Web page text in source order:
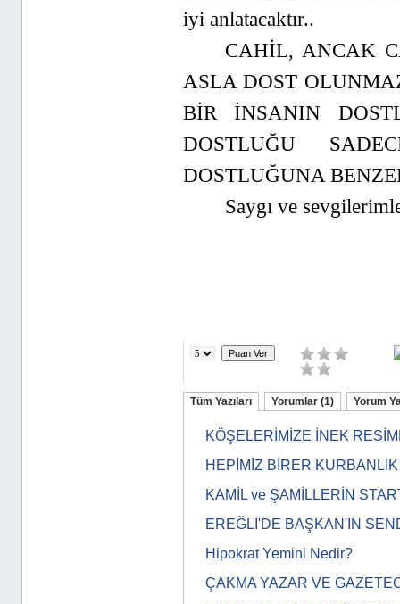
iyi anlatacaktır..
CAHİL, ANCAK
ASLA DOST
BİR İNSANIN
DOSTLUĞU
DOSTLUĞUNA
Saygı ve
Tüm Yazıları Yorumlar (1) Yorum
KÖŞELERİMİZE İNEK
HEPİMİZ BİRER
KAMİL ve ŞAMİLLERİN
EREĞLİ'DE BAŞKAN'IN
Hipokrat Yemini Nedir?
ÇAKMA YAZAR VE